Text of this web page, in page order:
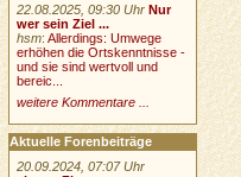
22.08.2025, 09:30 Uhr Nur
wer sein Ziel ...
hsm:Allerdings: Umwege
erhöhen die Ortskenntnisse -
und sie sind wertvoll und
bereic...
weitere Kommentare ...
Aktuelle Forenbeiträge
20.09.2024, 07:07 Uhr